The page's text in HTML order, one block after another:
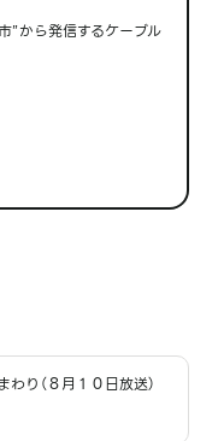
”から発信するケーブル
わり（８月１０日放送）